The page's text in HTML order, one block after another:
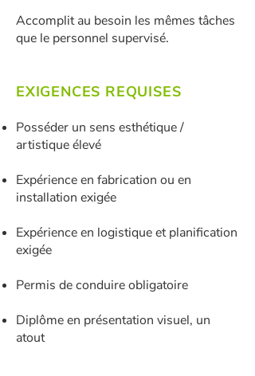
Accomplit au besoin les mêmes tâches
que le personnel supervisé.
EXIGENCES REQUISES
Posséder un sens esthétique /
artistique élevé
Expérience en fabrication ou en
installation exigée
Expérience en logistique et planification
exigée
Permis de conduire obligatoire
Diplôme en présentation visuel, un
atout